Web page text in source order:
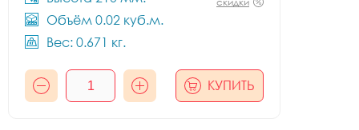
Объём 0.02 куб.м.
Вес: 0.671 кг.
КУПИТЬ